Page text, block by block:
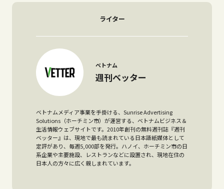
ライター
ベトナム
週刊ベッター
ベトナムメディア事業を手掛ける、Sunrise Advertising
Solutions（ホーチミン市）が運営する、ベトナムビジネス＆
生活情報ウェブサイトです。2010年創刊の無料週刊誌『週刊
ベッター』は、現地で最も読まれている日本語紙媒体として
定評があり、毎週5,000部を発行。ハノイ、ホーチミン市の日
系企業や主要施設、レストランなどに設置され、現地在住の
日本人の方々に広く親しまれています。